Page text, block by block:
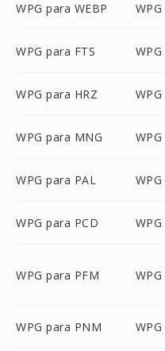
WPG para WEBP
WPG para FTS
WPG para HRZ
WPG para MNG
WPG para PAL
WPG para PCD
WPG para PFM
WPG para PNM